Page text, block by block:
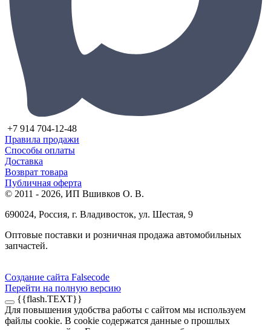
+7 914 704-12-48
Правила продажи
Способы оплаты
Доставка
Возврат товара
Публичная оферта
© 2011 - 2026, ИП Вшивков О. В.
690024, Россия, г. Владивосток, ул. Шестая, 9
Оптовые поставки и розничная продажа автомобильных
запчастей.
Создание сайта Falsecode
Перейти на полную версию
{{flash.TEXT}}
Для повышения удобства работы с сайтом мы используем
файлы cookie. В cookie содержатся данные о прошлых